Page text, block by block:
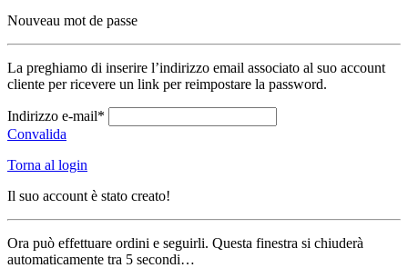
Nouveau mot de passe
La preghiamo di inserire l’indirizzo email associato al suo account
cliente per ricevere un link per reimpostare la password.
Indirizzo e-mail*
Convalida
Torna al login
Il suo account è stato creato!
Ora può effettuare ordini e seguirli. Questa finestra si chiuderà
automaticamente tra 5 secondi…